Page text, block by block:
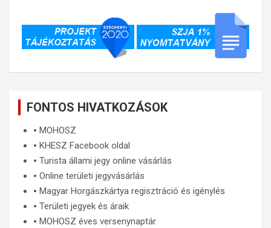
FONTOS HIVATKOZÁSOK
🞄 MOHOSZ
🞄 KHESZ Facebook oldal
🞄 Turista állami jegy online vásárlás
🞄 Online területi jegyvásárlás
🞄 Magyar Horgászkártya regisztráció és igénylés
🞄 Területi jegyek és áraik
🞄 MOHOSZ éves versenynaptár